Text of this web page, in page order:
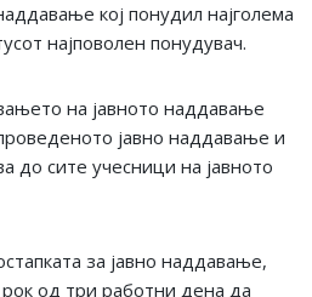
кој понудил најголема
најповолен понудувач.
на јавното наддавање
јавно наддавање и
до сите учесници на јавното
за јавно наддавање,
од три работни дена да